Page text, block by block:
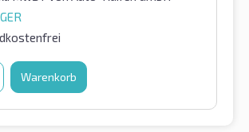
Warenkorb